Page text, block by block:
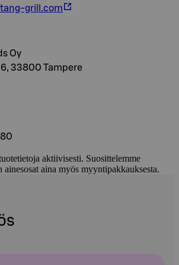
grill.com
Oy
33800 Tampere
aktiivisesti. Suosittelemme
aina myös myyntipakkauksesta.